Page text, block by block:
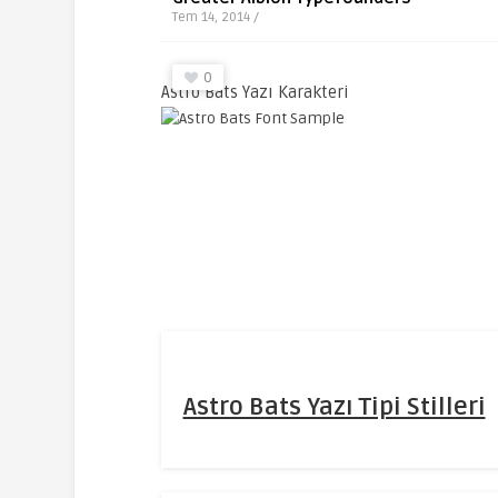
Tem 14, 2014 /
0
Astro Bats Yazı Karakteri
Astro Bats Yazı Tipi Stilleri